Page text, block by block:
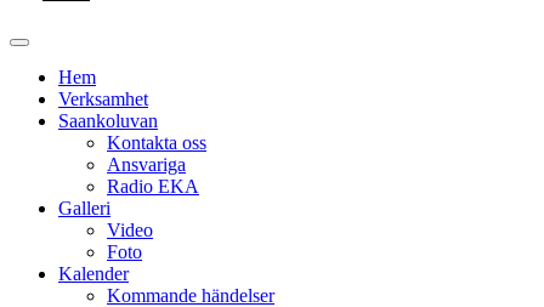
Hem
Verksamhet
Saankoluvan
Kontakta oss
Ansvariga
Radio EKA
Galleri
Video
Foto
Kalender
Kommande händelser